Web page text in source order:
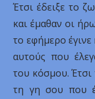
Έτσι έδειξε το
και έμαθαν οι
το εφήμερο
αυτούς που
του κόσμου. Έτσι
τη γη σου που